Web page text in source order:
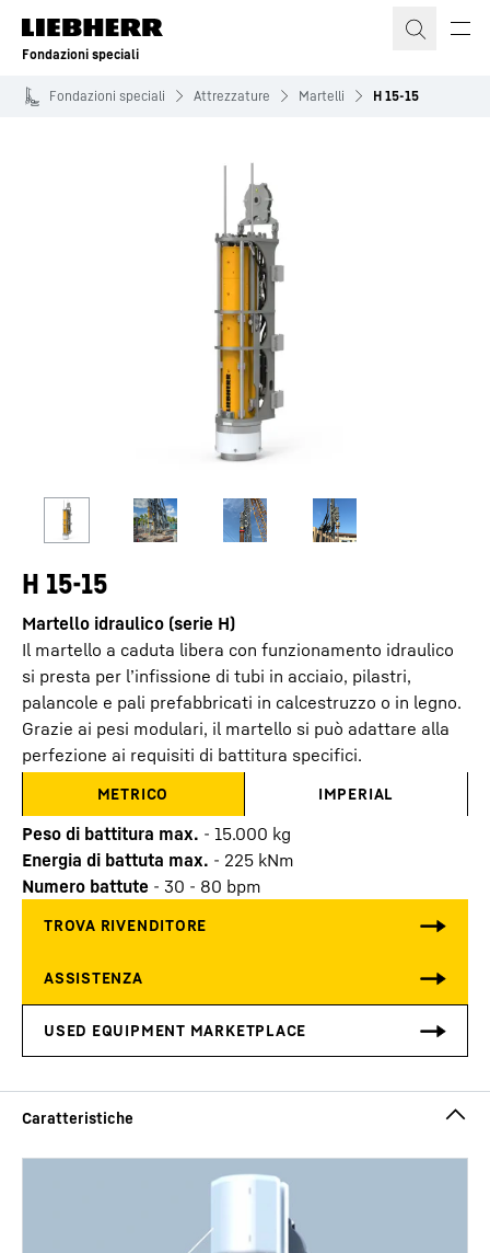
Fondazioni speciali
Fondazioni speciali Attrezzature Martelli H 15-15
H 15-15
Martello idraulico (serie H)
Il martello a caduta libera con funzionamento idraulico
si presta per l’infissione di tubi in acciaio, pilastri,
palancole e pali prefabbricati in calcestruzzo o in legno.
Grazie ai pesi modulari, il martello si può adattare alla
perfezione ai requisiti di battitura specifici.
METRICO IMPERIAL
Peso di battitura max. - 15.000 kg
Energia di battuta max. - 225 kNm
Numero battute - 30 - 80 bpm